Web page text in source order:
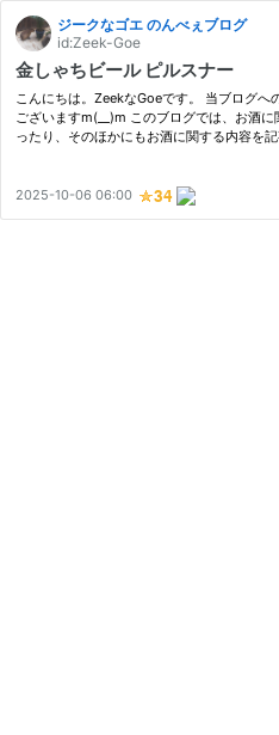
ジークなゴエ のんべぇブログ
id:Zeek-Goe
金しゃちビール ピルスナー
こんにちは。ZeekなGoeです。 当ブログへ
ございますm(__)m このブログでは、お酒
ったり、そのほかにもお酒に関する内容を
2025-10-06 06:00